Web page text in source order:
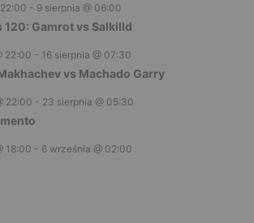
- 9 sierpnia @ 06:00
120: Gamrot vs Salkilld
22:00 - 16 sierpnia @ 07:30
vs Machado Garry
22:00 - 23 sierpnia @ 05:30
18:00 - 6 września @ 02:00